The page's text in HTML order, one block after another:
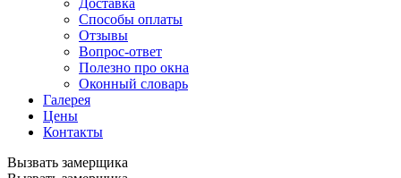
Доставка
Способы оплаты
Отзывы
Вопрос-ответ
Полезно про окна
Оконный словарь
Галерея
Цены
Контакты
Вызвать замерщика